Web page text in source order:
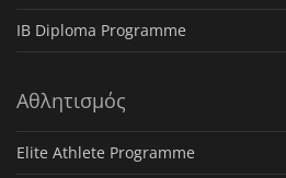
IB Diploma Programme
Αθλητισμός
Elite Athlete Programme